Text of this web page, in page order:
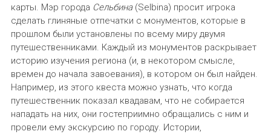
карты. Мэр города Сельбина(Selbina) просит игрока
сделать глиняные отпечатки с монументов, которые в
прошлом были установлены по всему миру двумя
путешественниками. Каждый из монументов раскрывает
историю изучения региона (и, в некотором смысле,
времен до начала завоевания), в котором он был найден.
Например, из этого квеста можно узнать, что когда
путешественник показал квадавам, что не собирается
нападать на них, они гостеприимно обращались с ним и
провели ему экскурсию по городу. Истории,